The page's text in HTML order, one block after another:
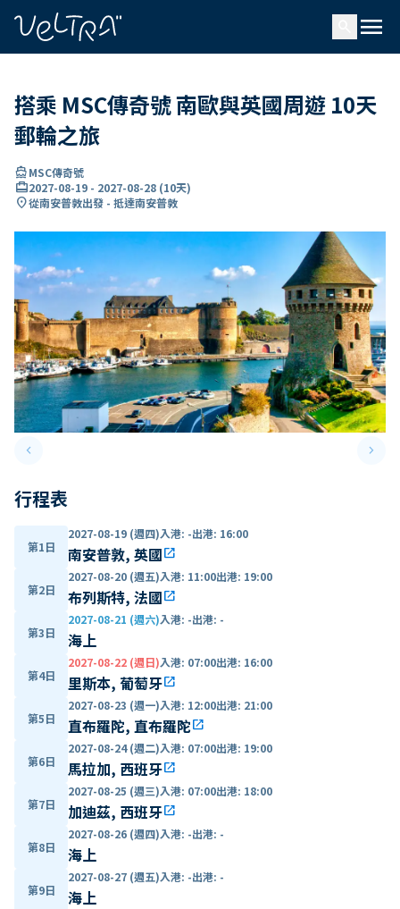
menu
搭乘 MSC傳奇號 南歐與英國周遊 10天
郵輪之旅
directions_boatMSC傳奇號
card_travel2027-08-19 - 2027-08-28 (10天)
location_on從南安普敦出發 - 抵達南安普敦
keyboard_arrow_leftPrevious slide keyboard_arrow_right
行程表
第1日
2027-08-19 (週四)入港: -出港: 16:00
南安普敦, 英國open_in_new
第2日
2027-08-20 (週五)入港: 11:00出港: 19:00
布列斯特, 法國open_in_new
第3日
2027-08-21 (週六)入港: -出港: -
海上
第4日
2027-08-22 (週日)入港: 07:00出港: 16:00
里斯本, 葡萄牙open_in_new
第5日
2027-08-23 (週一)入港: 12:00出港: 21:00
直布羅陀, 直布羅陀open_in_new
第6日
2027-08-24 (週二)入港: 07:00出港: 19:00
馬拉加, 西班牙open_in_new
第7日
2027-08-25 (週三)入港: 07:00出港: 18:00
加迪茲, 西班牙open_in_new
第8日
2027-08-26 (週四)入港: -出港: -
海上
第9日
2027-08-27 (週五)入港: -出港: -
海上